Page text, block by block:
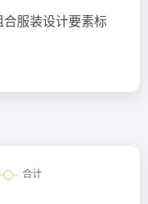
服装设计要素标